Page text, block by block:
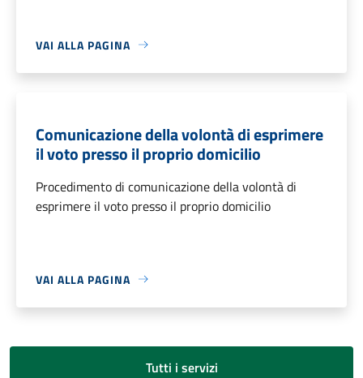
VAI ALLA PAGINA
Comunicazione della volontà di esprimere
il voto presso il proprio domicilio
Procedimento di comunicazione della volontà di
esprimere il voto presso il proprio domicilio
VAI ALLA PAGINA
Tutti i servizi